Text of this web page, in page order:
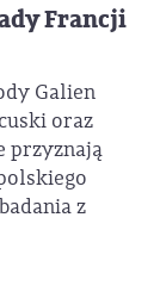
Francji
Galien
oraz
przyznają
z